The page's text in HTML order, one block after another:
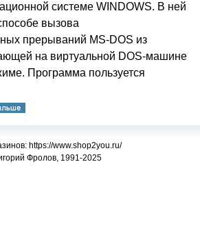
системе WINDOWS. В ней
вызова
прерываний MS-DOS из
на виртуальной DOS-машине
Программа пользуется
https://www.shop2you.ru/
Фролов, 1991-2025